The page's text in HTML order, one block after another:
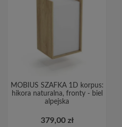
MOBIUS SZAFKA 1D korpus:
hikora naturalna, fronty - biel
alpejska
379,00 zł